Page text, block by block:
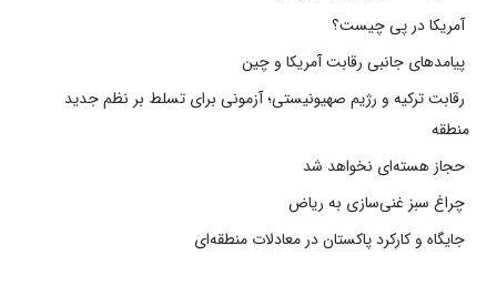
آمریکا در پی چیست؟
پیامدهای جانبی رقابت آمریکا و چین
رقابت ترکیه و رژیم صهیونیستی؛ آزمونی برای تسلط بر نظم جدید
منطقه
حجاز هسته‌ای نخواهد شد
چراغ سبز غنی‌سازی به ریاض
جایگاه و کارکرد پاکستان در معادلات منطقه‌ای